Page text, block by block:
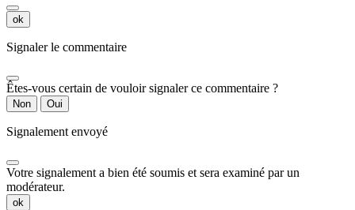
ok
Signaler le commentaire
Êtes-vous certain de vouloir signaler ce commentaire ?
Non Oui
Signalement envoyé
Votre signalement a bien été soumis et sera examiné par un
modérateur.
ok